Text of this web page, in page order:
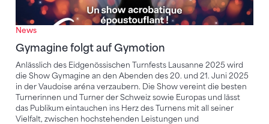
News
Gymagine folgt auf Gymotion
Anlässlich des Eidgenössischen Turnfests Lausanne 2025 wird
die Show Gymagine an den Abenden des 20. und 21. Juni 2025
in der Vaudoise aréna verzaubern. Die Show vereint die besten
Turnerinnen und Turner der Schweiz sowie Europas und lässt
das Publikum eintauchen ins Herz des Turnens mit all seiner
Vielfalt, zwischen hochstehenden Leistungen und